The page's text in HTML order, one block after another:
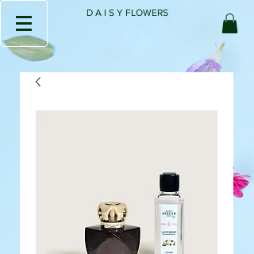
D A I S Y FLOWERS